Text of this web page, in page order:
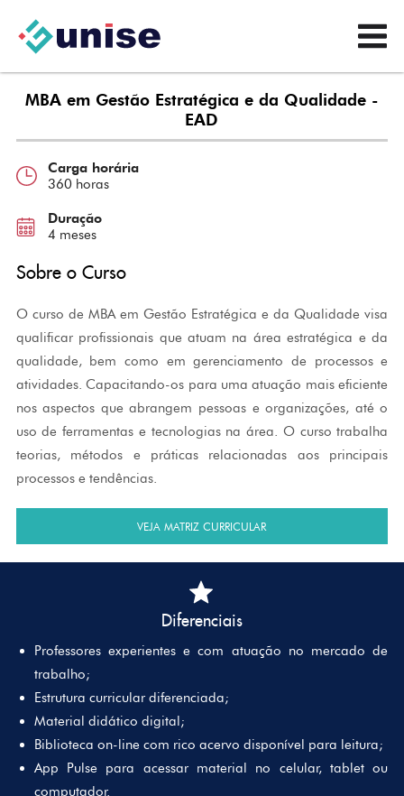
MBA em Gestão Estratégica e da Qualidade -
EAD
Carga horária
360 horas
Duração
4 meses
Sobre o Curso
O curso de MBA em Gestão Estratégica e da Qualidade visa
qualificar profissionais que atuam na área estratégica e da
qualidade, bem como em gerenciamento de processos e
atividades. Capacitando-os para uma atuação mais eficiente
nos aspectos que abrangem pessoas e organizações, até o
uso de ferramentas e tecnologias na área. O curso trabalha
teorias, métodos e práticas relacionadas aos principais
processos e tendências.
VEJA MATRIZ CURRICULAR
Diferenciais
Professores experientes e com atuação no mercado de
trabalho;
Estrutura curricular diferenciada;
Material didático digital;
Biblioteca on-line com rico acervo disponível para leitura;
App Pulse para acessar material no celular, tablet ou
computador.